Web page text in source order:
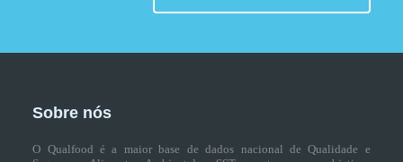
Sobre nós
O Qualfood é a maior base de dados nacional de Qualidade e